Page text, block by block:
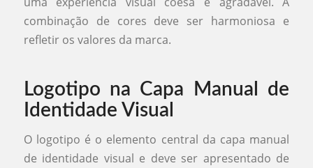
combinação de cores deve ser harmoniosa e
refletir os valores da marca.
Logotipo na Capa Manual de
Identidade Visual
O logotipo é o elemento central da capa manual
de identidade visual e deve ser apresentado de